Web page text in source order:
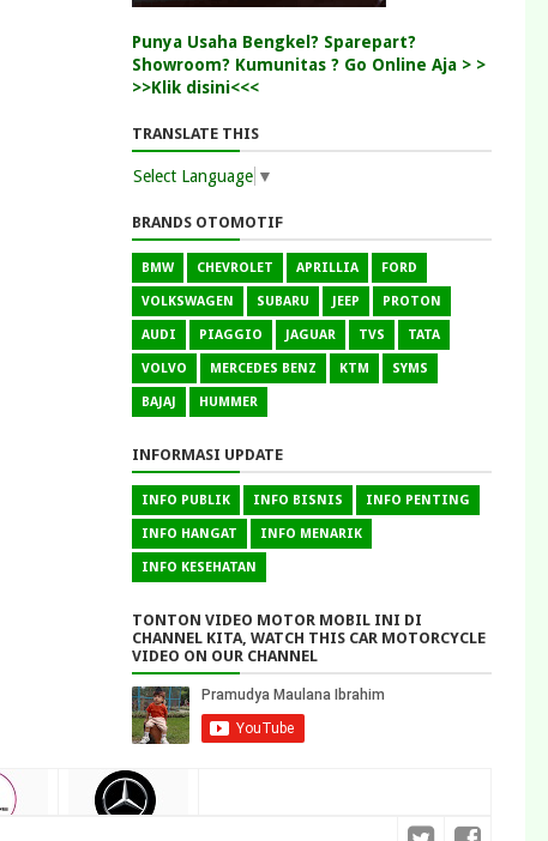
Punya Usaha Bengkel? Sparepart?
Showroom? Kumunitas ? Go Online Aja > >
>>Klik disini<<<
TRANSLATE THIS
Select Language ▼
BRANDS OTOMOTIF
BMW CHEVROLET APRILLIA FORD
VOLKSWAGEN SUBARU JEEP PROTON
AUDI PIAGGIO JAGUAR TVS TATA
VOLVO MERCEDES BENZ KTM SYMS
BAJAJ HUMMER
INFORMASI UPDATE
INFO PUBLIK INFO BISNIS INFO PENTING
INFO HANGAT INFO MENARIK
INFO KESEHATAN
TONTON VIDEO MOTOR MOBIL INI DI
CHANNEL KITA, WATCH THIS CAR MOTORCYCLE
VIDEO ON OUR CHANNEL